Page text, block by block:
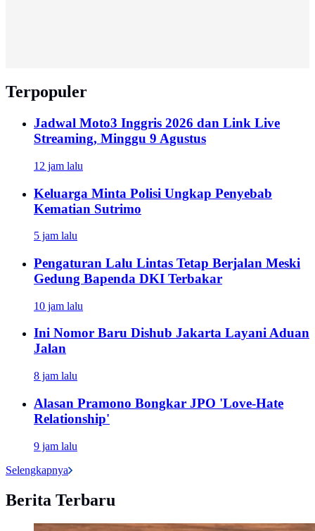
Terpopuler
Jadwal Moto3 Inggris 2026 dan Link Live
Streaming, Minggu 9 Agustus
12 jam lalu
Keluarga Minta Polisi Ungkap Penyebab
Kematian Sutrimo
5 jam lalu
Pengaturan Lalu Lintas Tetap Berjalan Meski
Gedung Bapenda DKI Terbakar
10 jam lalu
Ini Nomor Baru Dishub Jakarta Layani Aduan
Jalan
8 jam lalu
Alasan Pramono Bongkar JPO 'Love-Hate
Relationship'
9 jam lalu
Selengkapnya
Berita Terbaru